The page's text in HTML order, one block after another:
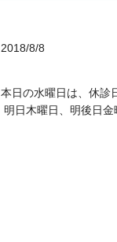
2018/8/8
本日の水曜日は、休診
明日木曜日、明後日